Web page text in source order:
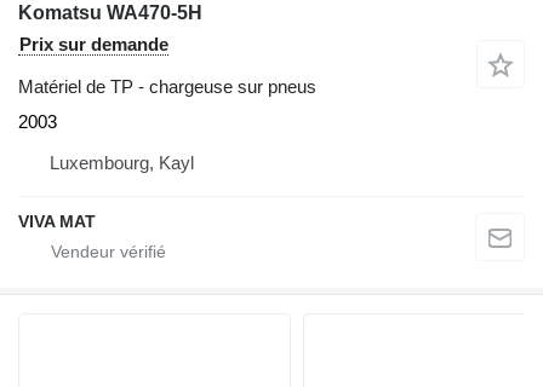
Komatsu WA470-5H
Prix sur demande
Matériel de TP - chargeuse sur pneus
2003
Luxembourg, Kayl
VIVA MAT